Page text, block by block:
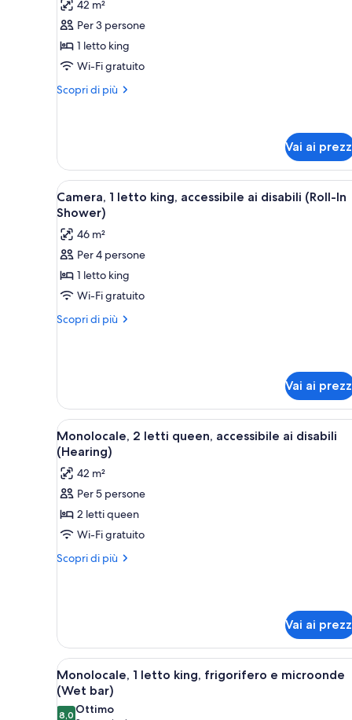
foto
per
Monolocale,
1
letto
disabili
(Hearing)
42 m²
Per 3 persone
1 letto king
Wi-Fi gratuito
Scopri di più
Altri
letto
king,
accessibile
ai
disabili
(Hearing)
Vai ai
Apri
tutte
le
foto
per
Camera,
1
letto
(Roll-
In
Shower)
Camera d'albergo con un
5
Camera, 1 letto king, accessibile ai disabili (Roll-In
Shower)
46 m²
Per 4 persone
1 letto king
Wi-Fi gratuito
Scopri di più
Altri
king,
accessibile
ai
disabili
(Roll-
In
Shower)
Vai ai
Apri
tutte
le
foto
per
Monolocale,
2
letti
(Hearing)
Camera d'albergo con due
4
Monolocale, 2 letti queen, accessibile ai disabili
(Hearing)
42 m²
Per 5 persone
2 letti queen
Wi-Fi gratuito
Scopri di più
Altri
queen,
accessibile
ai
disabili
(Hearing)
Vai ai
Apri
tutte
le
Una moderna camera
7
Monolocale, 1 letto king, frigorifero e microonde
(Wet bar)
8,0 Ottimo